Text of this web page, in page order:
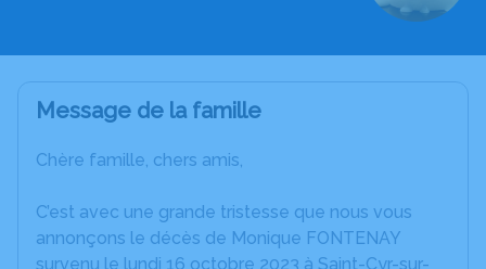
Message de la famille
Chère famille, chers amis,
C’est avec une grande tristesse que nous vous
annonçons le décès de Monique FONTENAY
survenu le lundi 16 octobre 2023 à Saint-Cyr-sur-